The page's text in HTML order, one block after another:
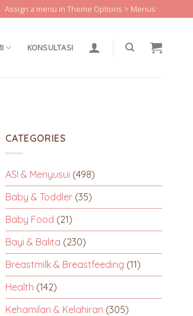
Assign a menu in Theme Options > Menus
KONSULTASI
CATEGORIES
ASI & Menyusui (498)
Baby & Toddler (35)
Baby Food (21)
Bayi & Balita (230)
Breastmilk & Breastfeeding (11)
Health (142)
Kehamilan & Kelahiran (305)